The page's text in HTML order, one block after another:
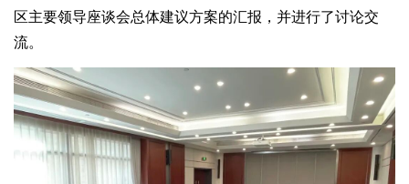
区主要领导座谈会总体建议方案的汇报，并进行了讨论交
流。